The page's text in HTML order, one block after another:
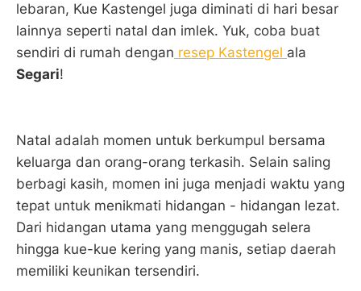
lebaran, Kue Kastengel juga diminati di hari besar
lainnya seperti natal dan imlek. Yuk, coba buat
sendiri di rumah dengan resep Kastengel ala
Segari!
Natal adalah momen untuk berkumpul bersama
keluarga dan orang-orang terkasih. Selain saling
berbagi kasih, momen ini juga menjadi waktu yang
tepat untuk menikmati hidangan - hidangan lezat.
Dari hidangan utama yang menggugah selera
hingga kue-kue kering yang manis, setiap daerah
memiliki keunikan tersendiri.